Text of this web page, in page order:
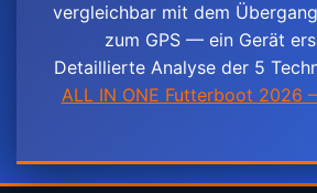
vergleichbar mit dem
zum GPS — ein Gerät
Detaillierte Analyse der 5
ALL IN ONE Futterboot 2026